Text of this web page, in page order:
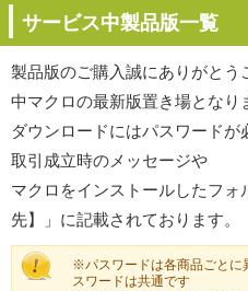
サービス中製品版一覧
製品版のご購入誠にありがとう
中マクロの最新版置き場となり
ダウンロードにはパスワード
取引成立時のメッセージや
マクロをインストールしたフ
先】」に記載されております。
※パスワードは各商品ごとに
スワードは共通です